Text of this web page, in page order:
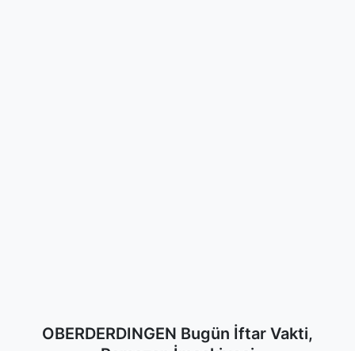
OBERDERDINGEN Bugün İftar Vakti,